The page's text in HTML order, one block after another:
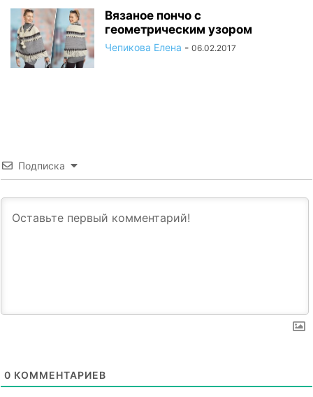
Вязаное пончо с
геометрическим узором
Чепикова Елена - 06.02.2017
Подписка
0 КОММЕНТАРИЕВ